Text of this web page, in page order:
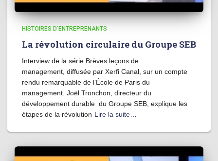
HISTOIRES D'ENTREPRENANTS
La révolution circulaire du Groupe SEB
Interview de la série Brèves leçons de
management, diffusée par Xerfi Canal, sur un compte
rendu remarquable de l’École de Paris du
management. Joël Tronchon, directeur du
développement durable du Groupe SEB, explique les
étapes de la révolution Lire la suite…